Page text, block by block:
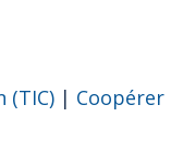
(TIC) | Coopérer